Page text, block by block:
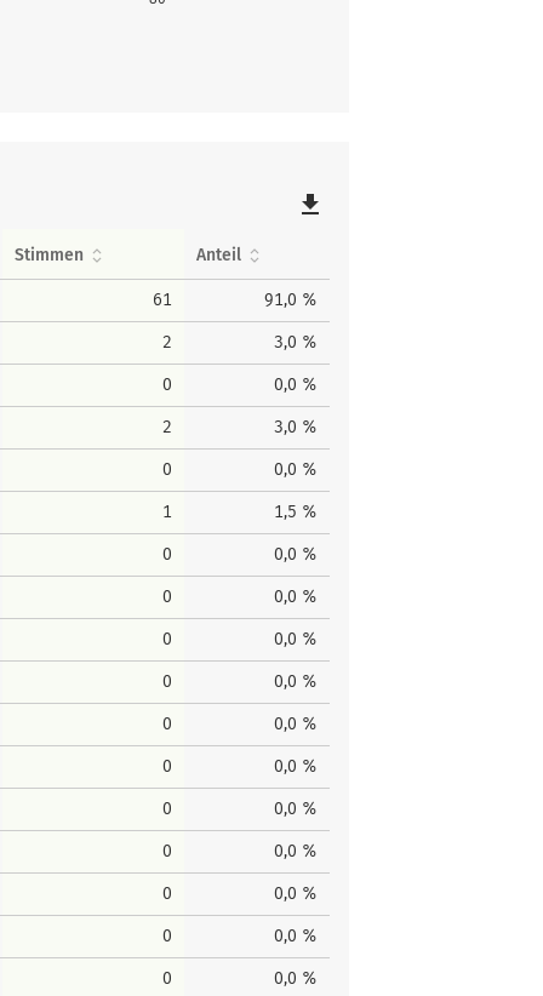
file_download
Stimmen Anteil
61 91,0 %
2 3,0 %
0 0,0 %
2 3,0 %
0 0,0 %
1 1,5 %
0 0,0 %
0 0,0 %
0 0,0 %
0 0,0 %
0 0,0 %
0 0,0 %
0 0,0 %
0 0,0 %
0 0,0 %
0 0,0 %
0 0,0 %